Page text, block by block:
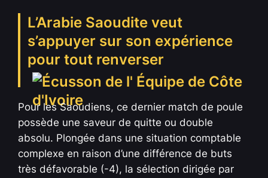
L’Arabie Saoudite veut
s’appuyer sur son expérience
pour tout renverser
Pour les Saoudiens, ce dernier match de poule
possède une saveur de quitte ou double
absolu. Plongée dans une situation comptable
complexe en raison d’une différence de buts
très défavorable (-4), la sélection dirigée par